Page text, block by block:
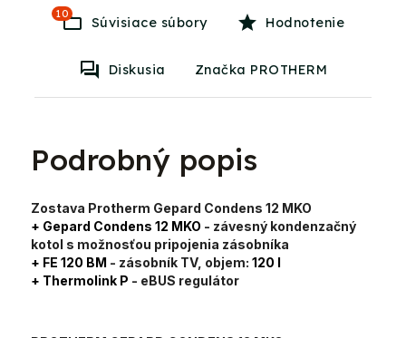
10
Súvisiace súbory Hodnotenie
Diskusia Značka PROTHERM
Podrobný popis
Zostava Protherm Gepard Condens 12 MKO
+ Gepard Condens 12 MKO - závesný kondenzačný
kotol s možnosťou pripojenia zásobníka
+ FE 120 BM - zásobník TV, objem: 120 l
+ Thermolink P - eBUS regulátor